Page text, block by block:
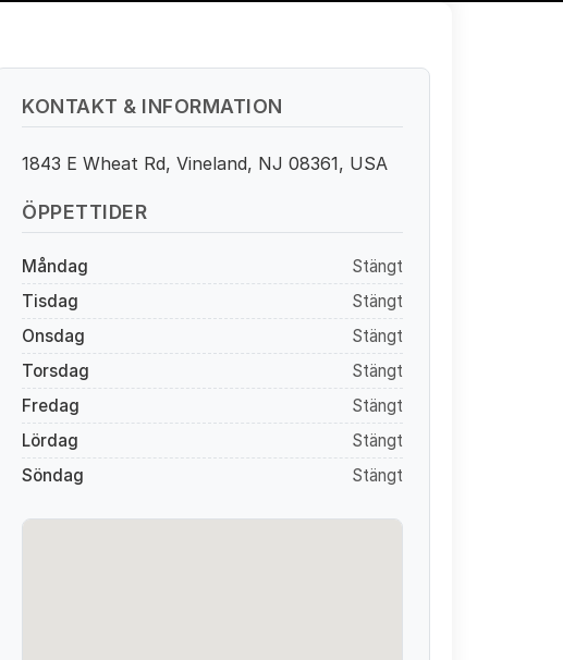
KONTAKT & INFORMATION
1843 E Wheat Rd, Vineland, NJ 08361, USA
ÖPPETTIDER
Måndag
Stängt
Tisdag
Stängt
Onsdag
Stängt
Torsdag
Stängt
Fredag
Stängt
Lördag
Stängt
Söndag
Stängt